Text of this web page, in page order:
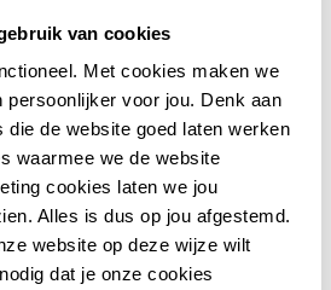
van cookies
Met cookies maken we
persoonlijker voor jou. Denk aan
die de website goed laten werken
waarmee we de website
cookies laten we jou
Alles is dus op jou afgestemd.
website op deze wijze wilt
dat je onze cookies